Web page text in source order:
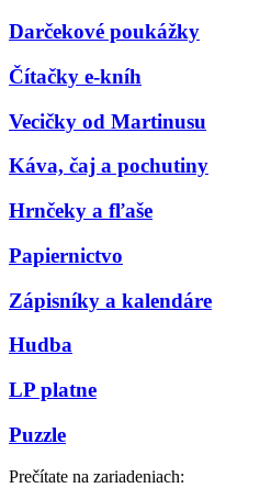
Darčekové poukážky
Čítačky e-kníh
Vecičky od Martinusu
Káva, čaj a pochutiny
Hrnčeky a fľaše
Papiernictvo
Zápisníky a kalendáre
Hudba
LP platne
Puzzle
Prečítate na zariadeniach: